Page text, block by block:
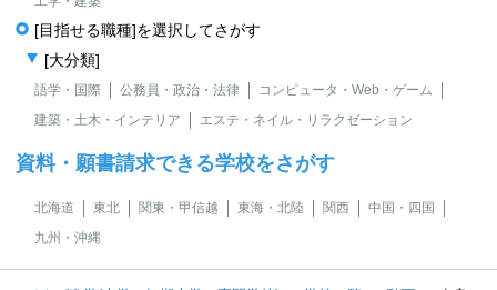
[目指せる職種]を選択してさがす
[大分類]
語学・国際 公務員・政治・法律
コンピュータ・Web・ゲーム
建築・土木・インテリア
エステ・ネイル・リラクゼーション
資料・願書請求できる学校をさがす
北海道 東北 関東・甲信越 東海・北陸 関西
中国・四国
九州・沖縄